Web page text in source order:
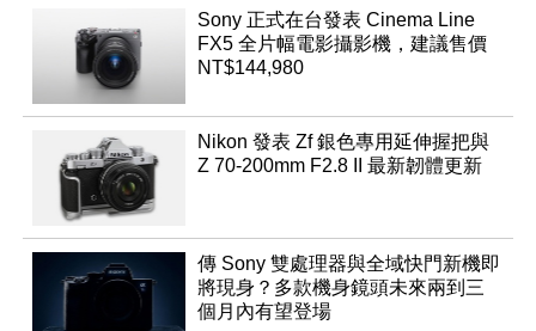
Sony 正式在台發表 Cinema Line
FX5 全片幅電影攝影機，建議售價
NT$144,980
Nikon 發表 Zf 銀色專用延伸握把與
Z 70-200mm F2.8 II 最新韌體更新
傳 Sony 雙處理器與全域快門新機即
將現身？多款機身鏡頭未來兩到三
個月內有望登場